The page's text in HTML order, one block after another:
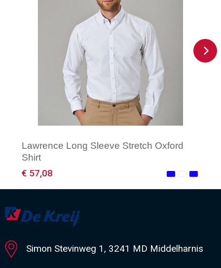
Lawrence Long Sleeve Stretch Oxford
Shirt
€ 57,08
Minimale afname: 1
Simon Stevinweg 1, 3241 MD Middelharnis